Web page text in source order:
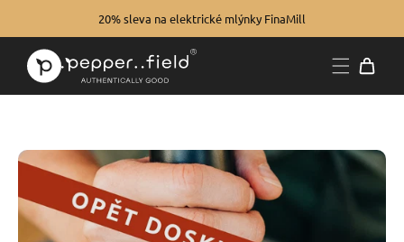
20% sleva na elektrické mlýnky FinaMill